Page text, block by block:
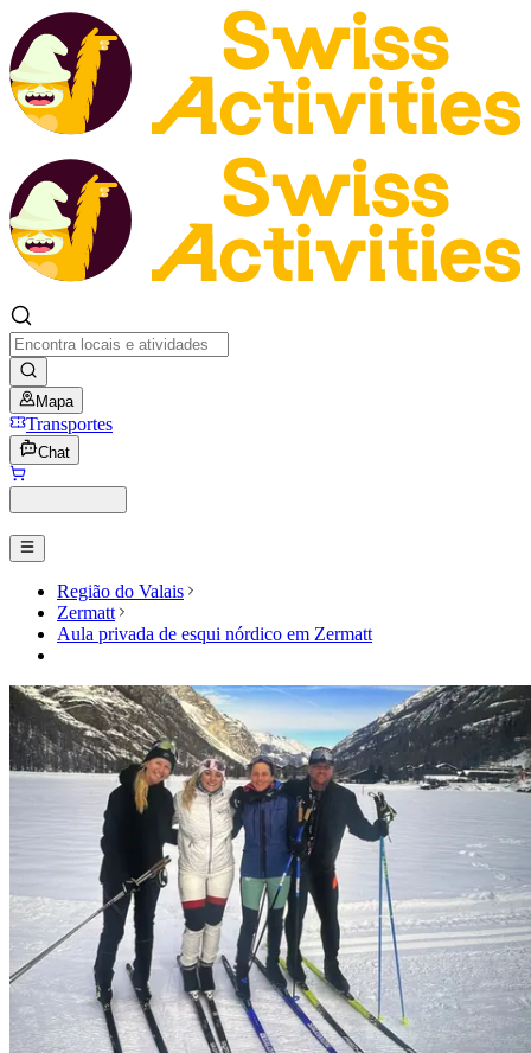
Mapa
Transportes
Chat
Região do Valais
Zermatt
Aula privada de esqui nórdico em Zermatt